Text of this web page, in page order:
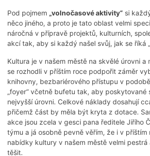
Pod pojmem „volnočasové aktivity“ si
něco jiného, a proto je tato oblast velmi
náročná v přípravě projektů, kulturních,
akcí tak, aby si každý našel svůj, jak se říká
Kultura je v našem městě na skvělé úrovni a
se rozhodli v příštím roce podpořit záměr
knihovny, bezbariérového přístupu v
„foyer“ včetně bufetu tak, aby poskytované
nejvyšší úrovni. Celkové náklady dosahují
přičemž část by měla být kryta z dotace.
akce jsou zcela v gesci pana ředitele Jiřího
týmu a já osobně pevně věřím, že i v příštím
nabídky kultury v našem městě velmi pestrá
těšit.